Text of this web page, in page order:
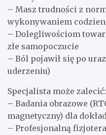
– Masz trudności z
wykonywaniem
– Dolegliwościom
złe samopoczucie
– Ból pojawił się po
uderzeniu)
Specjalista może zalecić:
– Badania obrazowe
magnetyczny) dla
– Profesjonalną